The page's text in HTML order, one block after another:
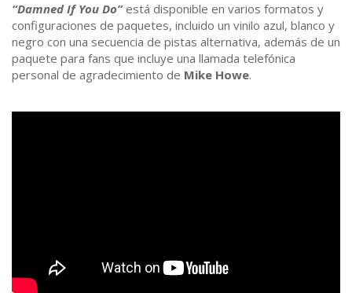
“Damned If You Do”está disponible en varios formatos y
configuraciones de paquetes, incluido un vinilo azul, blanco y
negro con una secuencia de pistas alternativa, además de un
paquete para fans que incluye una llamada telefónica
personal de agradecimiento de Mike Howe.